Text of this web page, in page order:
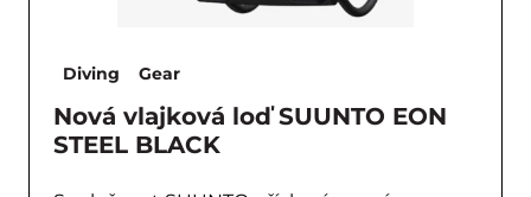
Diving Gear
Nová vlajková loď SUUNTO EON
STEEL BLACK